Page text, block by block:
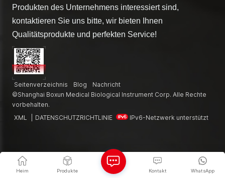
Produkten des Unternehmens interessiert sind,
kontaktieren Sie uns bitte, wir bieten Ihnen
Qualitätsprodukte und perfekten Service!
Seitenverzeichnis Blog
Nachricht
©Shanghai Boxun Medical Biological Instrument Corp. Alle Rechte
vorbehalten.
XML
DATENSCHUTZRICHTLINIE IPv6-Netzwerk unterstützt
Heim Produkte WhatsApp
Kontakt